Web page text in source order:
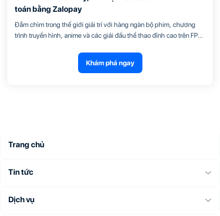
toán bằng Zalopay
Đắm chìm trong thế giới giải trí với hàng ngàn bộ phim, chương
trình truyền hình, anime và các giải đấu thể thao đỉnh cao trên FPT
trên website fptplay.vn để nhận ngay ưu đãi giảm 20%, tối đa
Khám phá ngay
Trang chủ
Tin tức
Dịch vụ